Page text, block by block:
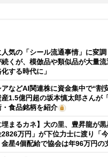
人気の「シール流通事情」に変
続くが、模倣品や類似品が大量
する時代に」
アなどAI関連株に資金集中で“割
1.5億円超の坂本慎太郎さんが
・食品銘柄を紹介
埋まるカネ】大の里、豊昇龍が
2826万円」が下位力士に渡り「
星4個配給で協会は年96万円の